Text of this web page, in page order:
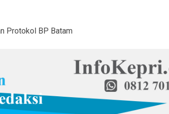
Protokol BP Batam